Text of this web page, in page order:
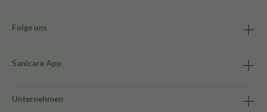
Folge uns
Sanicare App
Unternehmen